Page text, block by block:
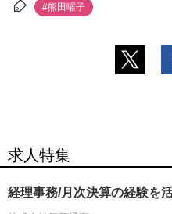
#熊田曜子
求人特集
経理事務/月次決算の経験を